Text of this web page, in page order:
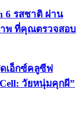
6 รสชาติ ผ่าน
พ ที่คุณตรวจสอบ
เอ็กซ์คลูซีฟ
วัยหนุ่มคุกผี”